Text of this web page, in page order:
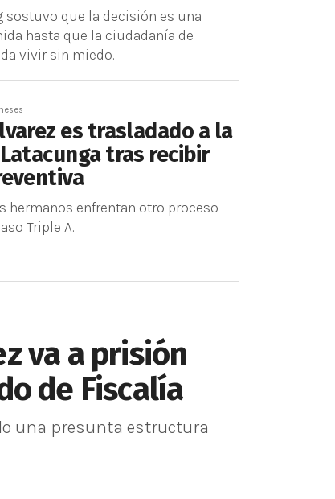
sostuvo que la decisión es una
hasta que la ciudadanía de
vivir sin miedo.
es trasladado a la
tras recibir
hermanos enfrentan otro proceso
Triple A.
va a prisión
de Fiscalía
una presunta estructura